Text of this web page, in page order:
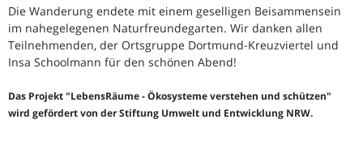
Die Wanderung endete mit einem geselligen Beisammensein
im nahegelegenen Naturfreundegarten. Wir danken allen
Teilnehmenden, der Ortsgruppe Dortmund-Kreuzviertel und
Insa Schoolmann für den schönen Abend!
Das Projekt "LebensRäume - Ökosysteme verstehen und schützen"
wird gefördert von der Stiftung Umwelt und Entwicklung NRW.